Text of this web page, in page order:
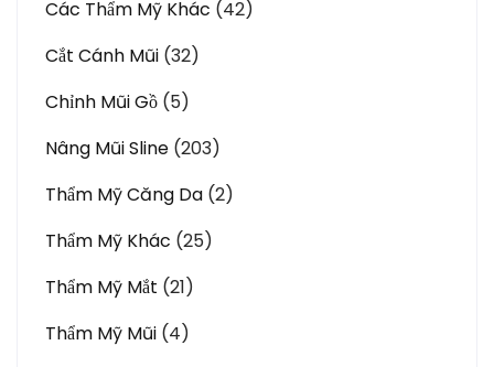
Các Thẩm Mỹ Khác (42)
Cắt Cánh Mũi (32)
Chỉnh Mũi Gồ (5)
Nâng Mũi Sline (203)
Thẩm Mỹ Căng Da (2)
Thẩm Mỹ Khác (25)
Thẩm Mỹ Mắt (21)
Thẩm Mỹ Mũi (4)